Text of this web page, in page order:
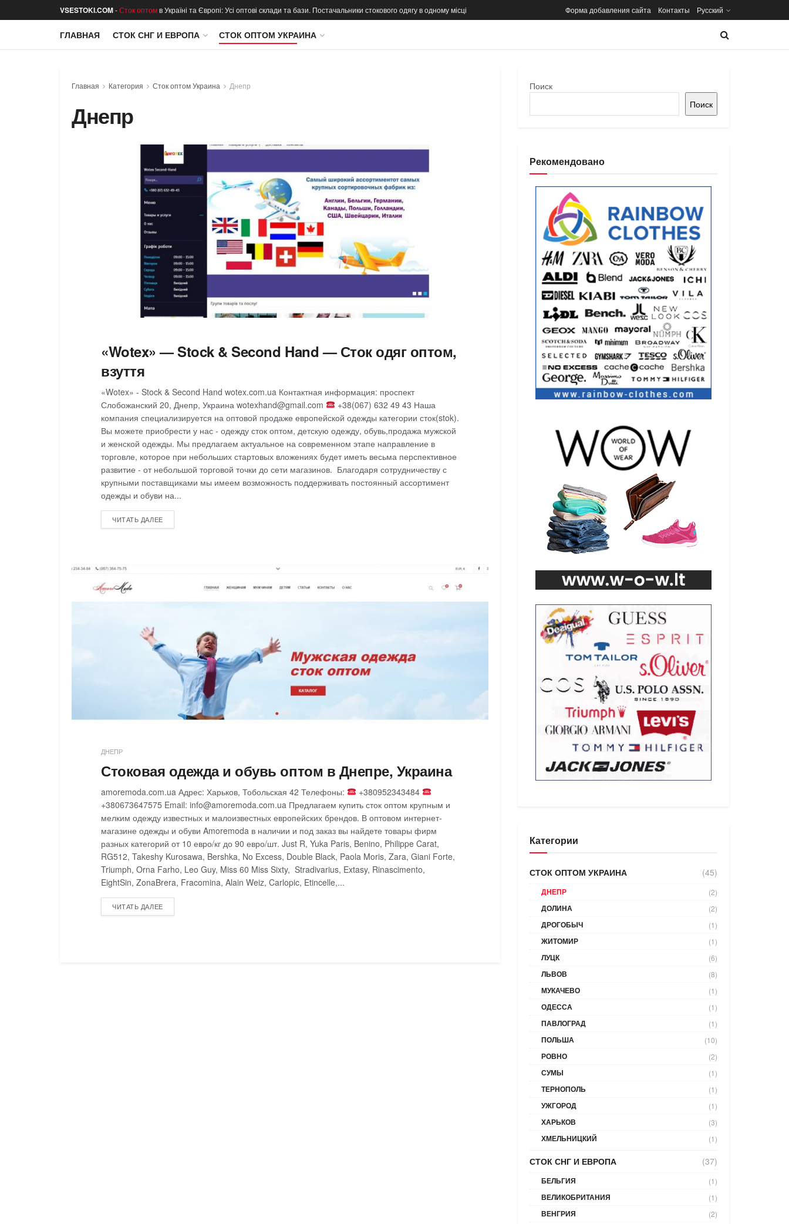
VSESTOKI.COM-Сток оптомв Україні та Європі: Усі оптові склади та бази. Постачальники стокового одягу в одному місці Форма добавления сайта Контакты Русский
ГЛАВНАЯ СТОК СНГ И ЕВРОПА СТОК ОПТОМ УКРАИНА
Главная Категория Сток оптом Украина Днепр
Днепр
«Wotex» — Stock & Second Hand — Сток одяг оптом,
взуття
«Wotex» - Stock & Second Hand wotex.com.ua Контактная информация: проспект
Слобожанский 20, Днепр, Украина wotexhand@gmail.com
+38(067) 632 49 43 Наша
компания специализируется на оптовой продаже европейской одежды категории сток(stok).
Вы можете приобрести у нас - одежду сток оптом, детскую одежду, обувь,продажа мужской
и женской одежды. Мы предлагаем актуальное на современном этапе направление в
торговле, которое при небольших стартовых вложениях будет иметь весьма перспективное
развитие - от небольшой торговой точки до сети магазинов. Благодаря сотрудничеству с
крупными поставщиками мы имеем возможность поддерживать постоянный ассортимент
одежды и обуви на...
ЧИТАТЬ ДАЛЕЕDETAILS
ДНЕПР
Стоковая одежда и обувь оптом в Днепре, Украина
amoremoda.com.ua Адрес: Харьков, Тобольская 42 Телефоны:
+380952343484
+380673647575 Email: info@amoremoda.com.ua Предлагаем купить сток оптом крупным и
мелким одежду известных и малоизвестных европейских брендов. В оптовом интернет-
магазине одежды и обуви Amoremoda в наличии и под заказ вы найдете товары фирм
разных категорий от 10 евро/кг до 90 евро/шт. Just R, Yuka Paris, Benino, Philippe Carat,
RG512, Takeshy Kurosawa, Bershka, No Excess, Double Black, Paola Moris, Zara, Giani Forte,
Triumph, Orna Farho, Leo Guy, Miss 60 Miss Sixty, Stradivarius, Extasy, Rinascimento,
EightSin, ZonaBrera, Fracomina, Alain Weiz, Carlopic, Etincelle,...
ЧИТАТЬ ДАЛЕЕDETAILS
Поиск
Поиск
Рекомендовано
Категории
СТОК ОПТОМ УКРАИНА (45)
ДНЕПР (2)
ДОЛИНА (2)
ДРОГОБЫЧ (1)
ЖИТОМИР (1)
ЛУЦК (6)
ЛЬВОВ (8)
МУКАЧЕВО (1)
ОДЕССА (1)
ПАВЛОГРАД (1)
ПОЛЬША (10)
РОВНО (2)
СУМЫ (1)
ТЕРНОПОЛЬ (1)
УЖГОРОД (1)
ХАРЬКОВ (3)
ХМЕЛЬНИЦКИЙ (1)
СТОК СНГ И ЕВРОПА (37)
БЕЛЬГИЯ (1)
ВЕЛИКОБРИТАНИЯ (1)
ВЕНГРИЯ (2)